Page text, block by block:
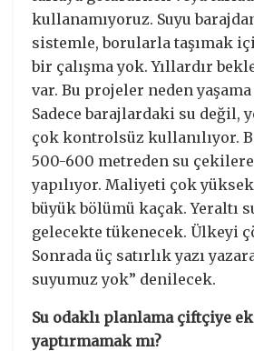
kullanamıyoruz. Suyu
sistemle, borularla taşımak
bir çalışma yok. Yıllardır
var. Bu projeler neden
Sadece barajlardaki su değil,
çok kontrolsüz kullanılıyor.
500-600 metreden su
yapılıyor. Maliyeti çok
büyük bölümü kaçak. Yeraltı
gelecekte tükenecek. Ülkeyi
Sonrada üç satırlık yazı
suyumuz yok” denilecek.
Su odaklı planlama çiftçiye
yaptırmamak mı?